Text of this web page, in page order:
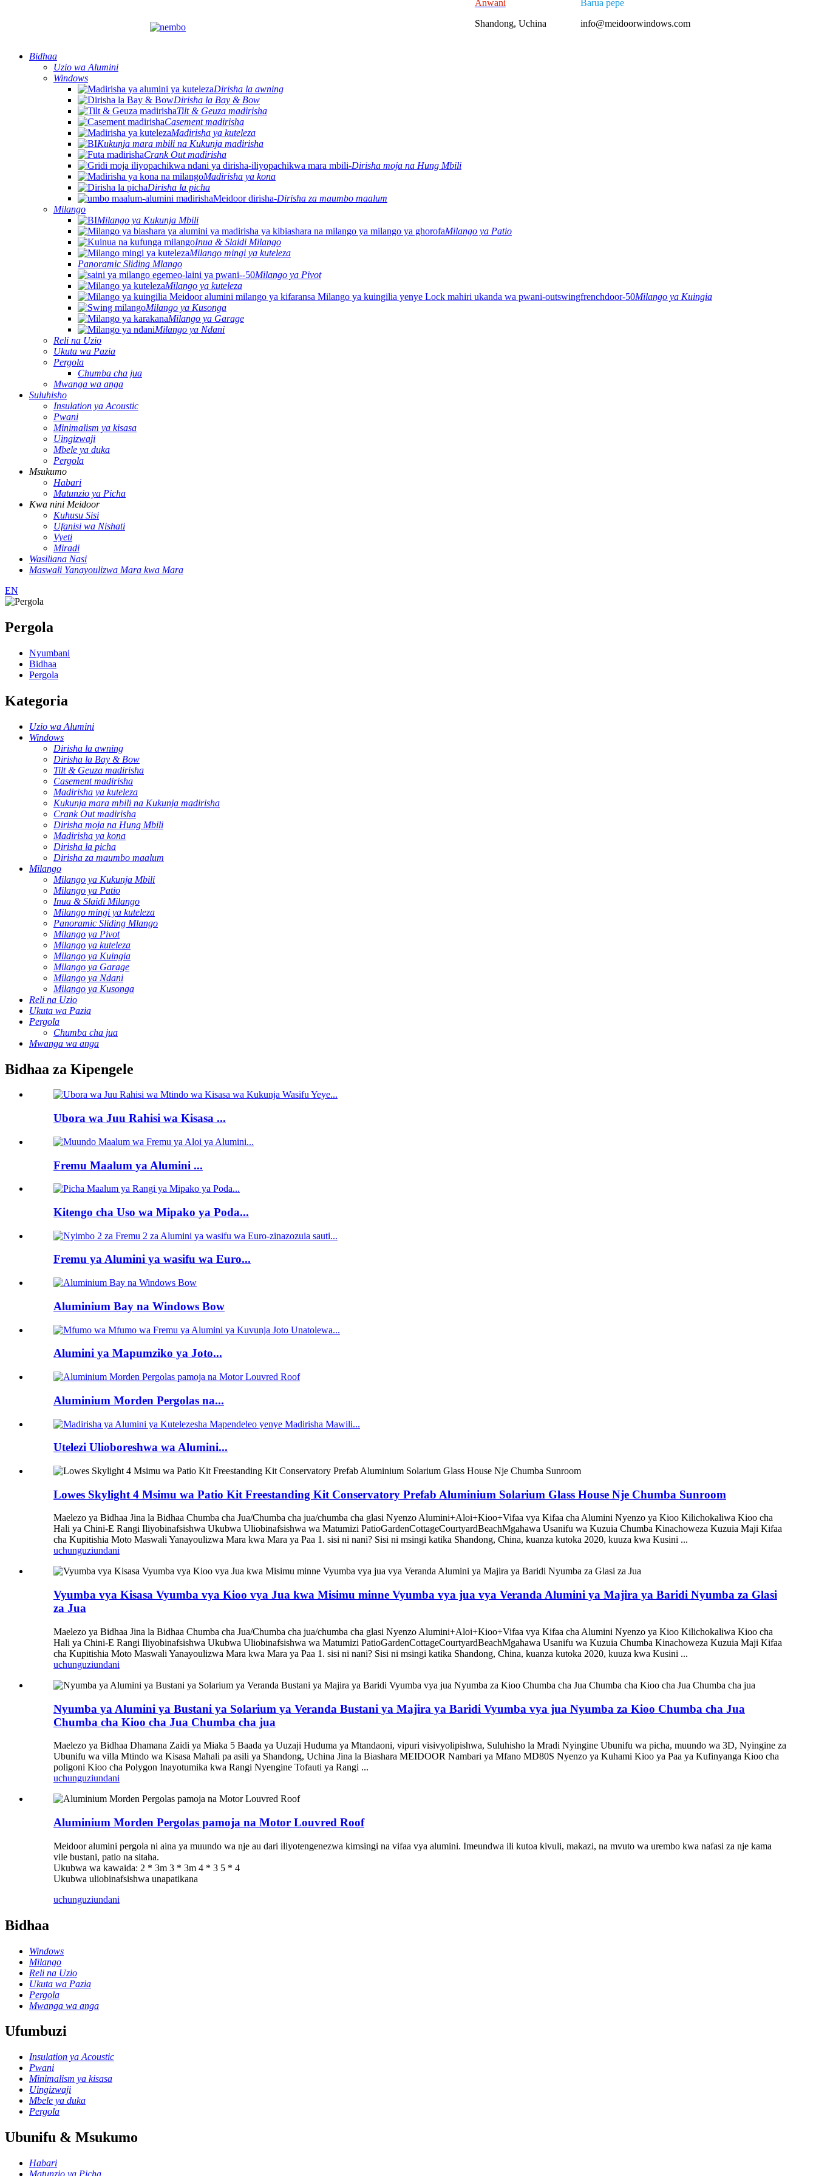
Anwani
Shandong, Uchina
Barua pepe
info@meidoorwindows.com
Bidhaa
Uzio wa Alumini
Windows
Dirisha la awning
Dirisha la Bay & Bow
Tilt & Geuza madirisha
Casement madirisha
Madirisha ya kuteleza
Kukunja mara mbili na Kukunja madirisha
Crank Out madirisha
Dirisha moja na Hung Mbili
Madirisha ya kona
Dirisha la picha
Dirisha za maumbo maalum
Milango
Milango ya Kukunja Mbili
Milango ya Patio
Inua & Slaidi Milango
Milango mingi ya kuteleza
Panoramic Sliding Mlango
Milango ya Pivot
Milango ya kuteleza
Milango ya Kuingia
Milango ya Kusonga
Milango ya Garage
Milango ya Ndani
Reli na Uzio
Ukuta wa Pazia
Pergola
Chumba cha jua
Mwanga wa anga
Suluhisho
Insulation ya Acoustic
Pwani
Minimalism ya kisasa
Uingizwaji
Mbele ya duka
Pergola
Msukumo
Habari
Matunzio ya Picha
Kwa nini Meidoor
Kuhusu Sisi
Ufanisi wa Nishati
Vyeti
Miradi
Wasiliana Nasi
Maswali Yanayoulizwa Mara kwa Mara
EN
Pergola
Nyumbani
Bidhaa
Pergola
Kategoria
Uzio wa Alumini
Windows
Dirisha la awning
Dirisha la Bay & Bow
Tilt & Geuza madirisha
Casement madirisha
Madirisha ya kuteleza
Kukunja mara mbili na Kukunja madirisha
Crank Out madirisha
Dirisha moja na Hung Mbili
Madirisha ya kona
Dirisha la picha
Dirisha za maumbo maalum
Milango
Milango ya Kukunja Mbili
Milango ya Patio
Inua & Slaidi Milango
Milango mingi ya kuteleza
Panoramic Sliding Mlango
Milango ya Pivot
Milango ya kuteleza
Milango ya Kuingia
Milango ya Garage
Milango ya Ndani
Milango ya Kusonga
Reli na Uzio
Ukuta wa Pazia
Pergola
Chumba cha jua
Mwanga wa anga
Bidhaa za Kipengele
Ubora wa Juu Rahisi wa Kisasa ...
Fremu Maalum ya Alumini ...
Kitengo cha Uso wa Mipako ya Poda...
Fremu ya Alumini ya wasifu wa Euro...
Aluminium Bay na Windows Bow
Alumini ya Mapumziko ya Joto...
Aluminium Morden Pergolas na...
Utelezi Ulioboreshwa wa Alumini...
Lowes Skylight 4 Msimu wa Patio Kit Freestanding Kit Conservatory Prefab Aluminium Solarium Glass House Nje Chumba Sunroom
Maelezo ya Bidhaa Jina la Bidhaa Chumba cha Jua/Chumba cha jua/chumba cha glasi Nyenzo Alumini+Aloi+Kioo+Vifaa vya Kifaa cha Alumini Nyenzo ya Kioo Kilichokaliwa Kioo cha
Hali ya Chini-E Rangi Iliyobinafsishwa Ukubwa Uliobinafsishwa wa Matumizi PatioGardenCottageCourtyardBeachMgahawa Usanifu wa Kuzuia Chumba Kinachoweza Kuzuia Maji Kifaa
cha Kupitishia Moto Maswali Yanayoulizwa Mara kwa Mara ya Paa 1. sisi ni nani? Sisi ni msingi katika Shandong, China, kuanza kutoka 2020, kuuza kwa Kusini ...
uchunguziundani
Vyumba vya Kisasa Vyumba vya Kioo vya Jua kwa Misimu minne Vyumba vya jua vya Veranda Alumini ya Majira ya Baridi Nyumba za Glasi
za Jua
Maelezo ya Bidhaa Jina la Bidhaa Chumba cha Jua/Chumba cha jua/chumba cha glasi Nyenzo Alumini+Aloi+Kioo+Vifaa vya Kifaa cha Alumini Nyenzo ya Kioo Kilichokaliwa Kioo cha
Hali ya Chini-E Rangi Iliyobinafsishwa Ukubwa Uliobinafsishwa wa Matumizi PatioGardenCottageCourtyardBeachMgahawa Usanifu wa Kuzuia Chumba Kinachoweza Kuzuia Maji Kifaa
cha Kupitishia Moto Maswali Yanayoulizwa Mara kwa Mara ya Paa 1. sisi ni nani? Sisi ni msingi katika Shandong, China, kuanza kutoka 2020, kuuza kwa Kusini ...
uchunguziundani
Nyumba ya Alumini ya Bustani ya Solarium ya Veranda Bustani ya Majira ya Baridi Vyumba vya jua Nyumba za Kioo Chumba cha Jua
Chumba cha Kioo cha Jua Chumba cha jua
Maelezo ya Bidhaa Dhamana Zaidi ya Miaka 5 Baada ya Uuzaji Huduma ya Mtandaoni, vipuri visivyolipishwa, Suluhisho la Mradi Nyingine Ubunifu wa picha, muundo wa 3D, Nyingine za
Ubunifu wa villa Mtindo wa Kisasa Mahali pa asili ya Shandong, Uchina Jina la Biashara MEIDOOR Nambari ya Mfano MD80S Nyenzo ya Kuhami Kioo ya Paa ya Kufinyanga Kioo cha
poligoni Kioo cha Polygon Inayotumika kwa Rangi Nyengine Tofauti ya Rangi ...
uchunguziundani
Aluminium Morden Pergolas pamoja na Motor Louvred Roof
Meidoor alumini pergola ni aina ya muundo wa nje au dari iliyotengenezwa kimsingi na vifaa vya alumini. Imeundwa ili kutoa kivuli, makazi, na mvuto wa urembo kwa nafasi za nje kama
vile bustani, patio na sitaha.
Ukubwa wa kawaida: 2 * 3m 3 * 3m 4 * 3 5 * 4
Ukubwa uliobinafsishwa unapatikana
uchunguziundani
Bidhaa
Windows
Milango
Reli na Uzio
Ukuta wa Pazia
Pergola
Mwanga wa anga
Ufumbuzi
Insulation ya Acoustic
Pwani
Minimalism ya kisasa
Uingizwaji
Mbele ya duka
Pergola
Ubunifu & Msukumo
Habari